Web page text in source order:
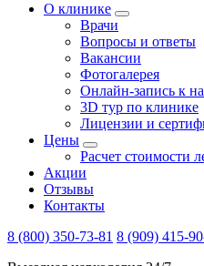
О клинике
Врачи
Вопросы и ответы
Вакансии
Фотогалерея
Онлайн-запись к
3D тур по клинике
Лицензии и
Цены
Расчет стоимости
Акции
Отзывы
Контакты
8 (800) 350-73-81 8 (909) 415-